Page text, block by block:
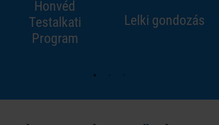
Honvéd
Testalkati
Program
Lelki gondozás